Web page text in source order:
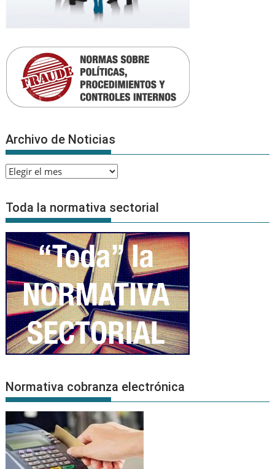
Archivo de Noticias
Archivo
Noticias
Toda la normativa sectorial
Normativa cobranza electrónica